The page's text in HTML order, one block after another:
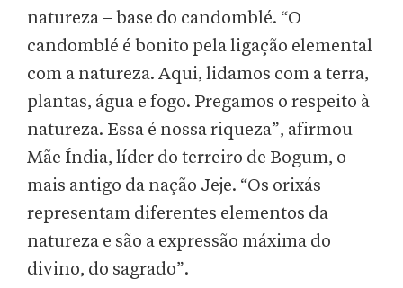
natureza – base do candomblé. “O
candomblé é bonito pela ligação elemental
com a natureza. Aqui, lidamos com a terra,
plantas, água e fogo. Pregamos o respeito à
natureza. Essa é nossa riqueza”, afirmou
Mãe Índia, líder do terreiro de Bogum, o
mais antigo da nação Jeje. “Os orixás
representam diferentes elementos da
natureza e são a expressão máxima do
divino, do sagrado”.